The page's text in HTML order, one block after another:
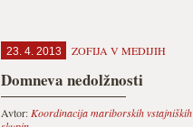
23. 4. 2013 ZOFIJA V MEDIJIH
Domneva nedolžnosti
Avtor: Koordinacija mariborskih vstajniških